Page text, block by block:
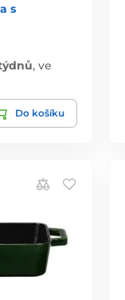
s
, ve
Do košíku